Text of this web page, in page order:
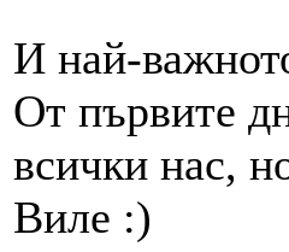
И най-
От първите
всички нас,
Виле :)